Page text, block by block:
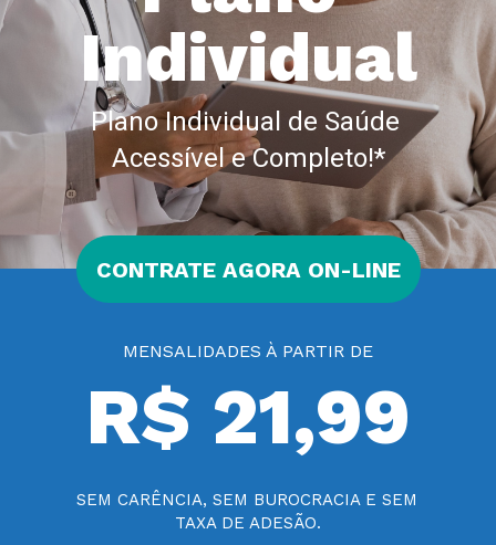
Individual
Plano Individual de Saúde
Acessível e Completo!*
CONTRATE AGORA ON-LINE
MENSALIDADES À PARTIR DE
R$ 21,99
SEM CARÊNCIA, SEM BUROCRACIA E SEM
TAXA DE ADESÃO.